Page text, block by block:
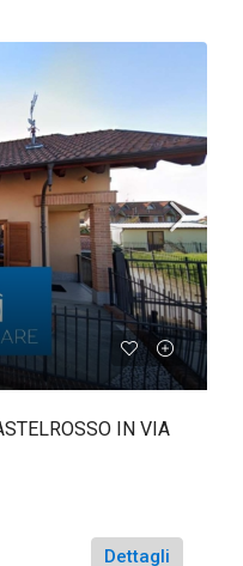
IN VIA
Dettagli